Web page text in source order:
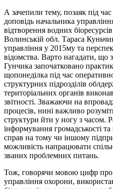
А зачепили тему, позаяк під
доповідь начальника
відтворення водних
Волинській обл. Тараса
управління у 2015­му та
відомства. Варто нагадати, що
Гунчика започатковано
щопонеділка під час
структурних підрозділів
територіальних органів
звітності. Зважаючи на
процесів, нині важливо
структури йти у ногу з часом.
інформування громадськості
справ на тому чи іншому
можливість напрацювати
званих проблемних питань.
Тож, говорячи мовою цифр про
управління охорони,